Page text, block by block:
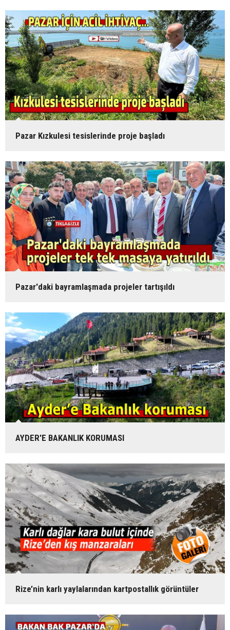
Pazar Kızkulesi tesislerinde proje başladı
Pazar'daki bayramlaşmada projeler tartışıldı
AYDER'E BAKANLIK KORUMASI
Rize’nin karlı yaylalarından kartpostallık görüntüler